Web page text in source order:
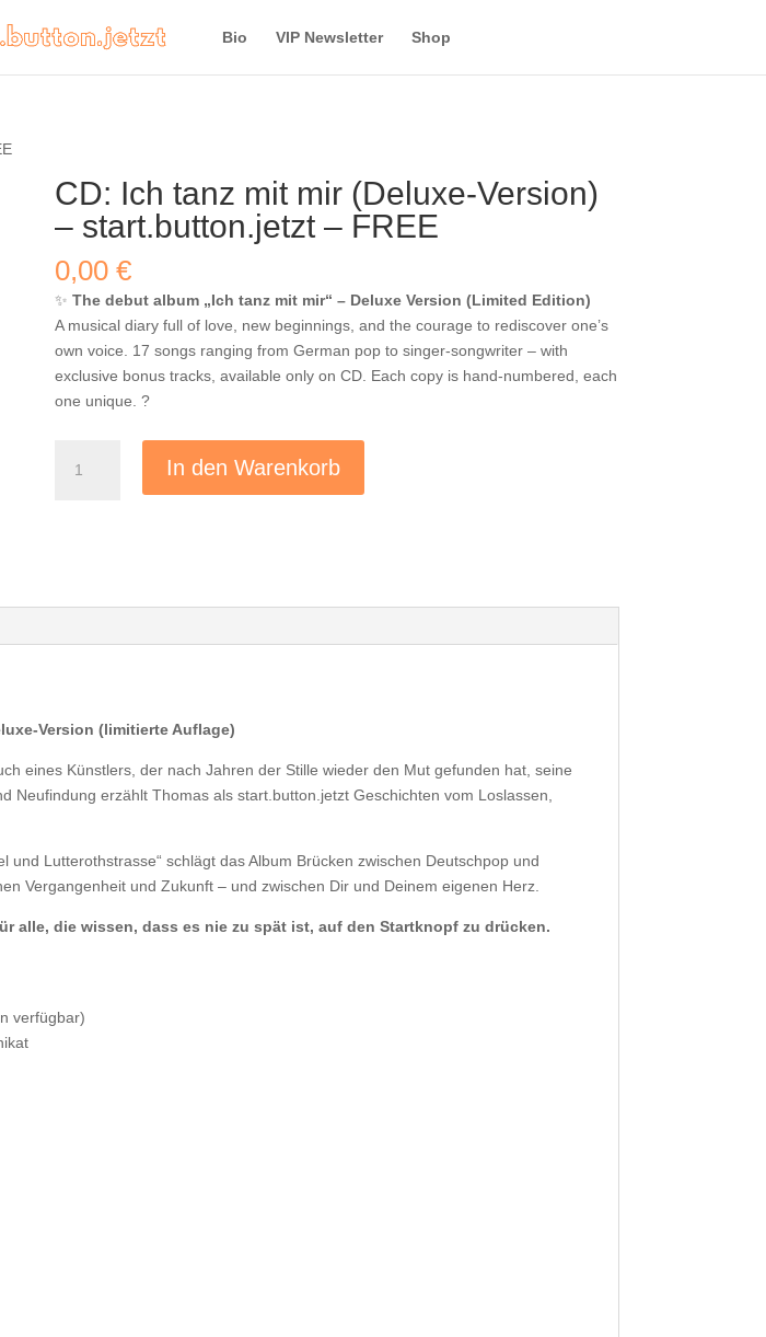
Bio VIP Newsletter Shop
CD: Ich tanz mit mir (Deluxe-Version)
– start.button.jetzt – FREE
0,00 €
✨ The debut album „Ich tanz mit mir“ – Deluxe Version (Limited Edition)
A musical diary full of love, new beginnings, and the courage to rediscover one’s
own voice. 17 songs ranging from German pop to singer-songwriter – with
exclusive bonus tracks, available only on CD. Each copy is hand-numbered, each
one unique. ?
Menge
In den Warenkorb
Version (limitierte Auflage)
eines Künstlers, der nach Jahren der Stille wieder den Mut gefunden hat, seine
erzählt Thomas als start.button.jetzt Geschichten vom Loslassen,
und Lutterothstrasse“ schlägt das Album Brücken zwischen Deutschpop und
Vergangenheit und Zukunft – und zwischen Dir und Deinem eigenen Herz.
alle, die wissen, dass es nie zu spät ist, auf den Startknopf zu drücken.
verfügbar)